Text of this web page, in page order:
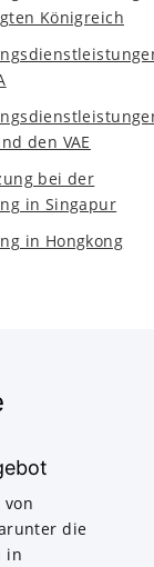
Königreich
den VAE
bei der
in Singapur
in Hongkong
die
in